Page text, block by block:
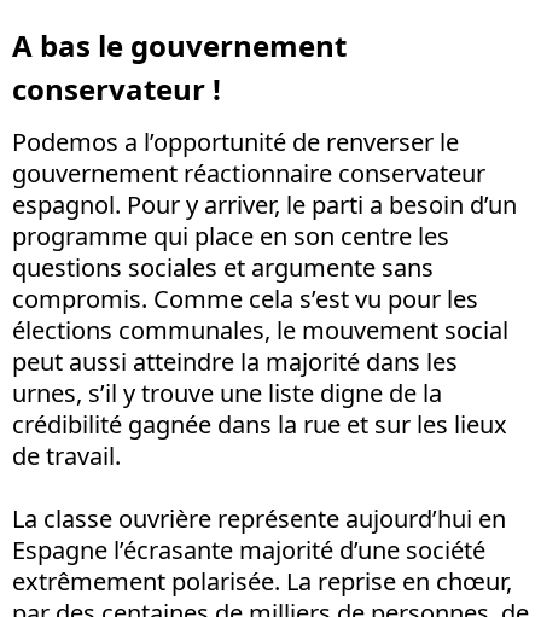
A bas le gouvernement
conservateur !
Podemos a l’opportunité de renverser le
gouvernement réactionnaire conservateur
espagnol. Pour y arriver, le parti a besoin d’un
programme qui place en son centre les
questions sociales et argumente sans
compromis. Comme cela s’est vu pour les
élections communales, le mouvement social
peut aussi atteindre la majorité dans les
urnes, s’il y trouve une liste digne de la
crédibilité gagnée dans la rue et sur les lieux
de travail.
La classe ouvrière représente aujourd’hui en
Espagne l’écrasante majorité d’une société
extrêmement polarisée. La reprise en chœur,